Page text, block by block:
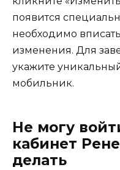
появится
необходимо
изменения. Для
укажите
мобильник.
Не могу
кабинет
делать